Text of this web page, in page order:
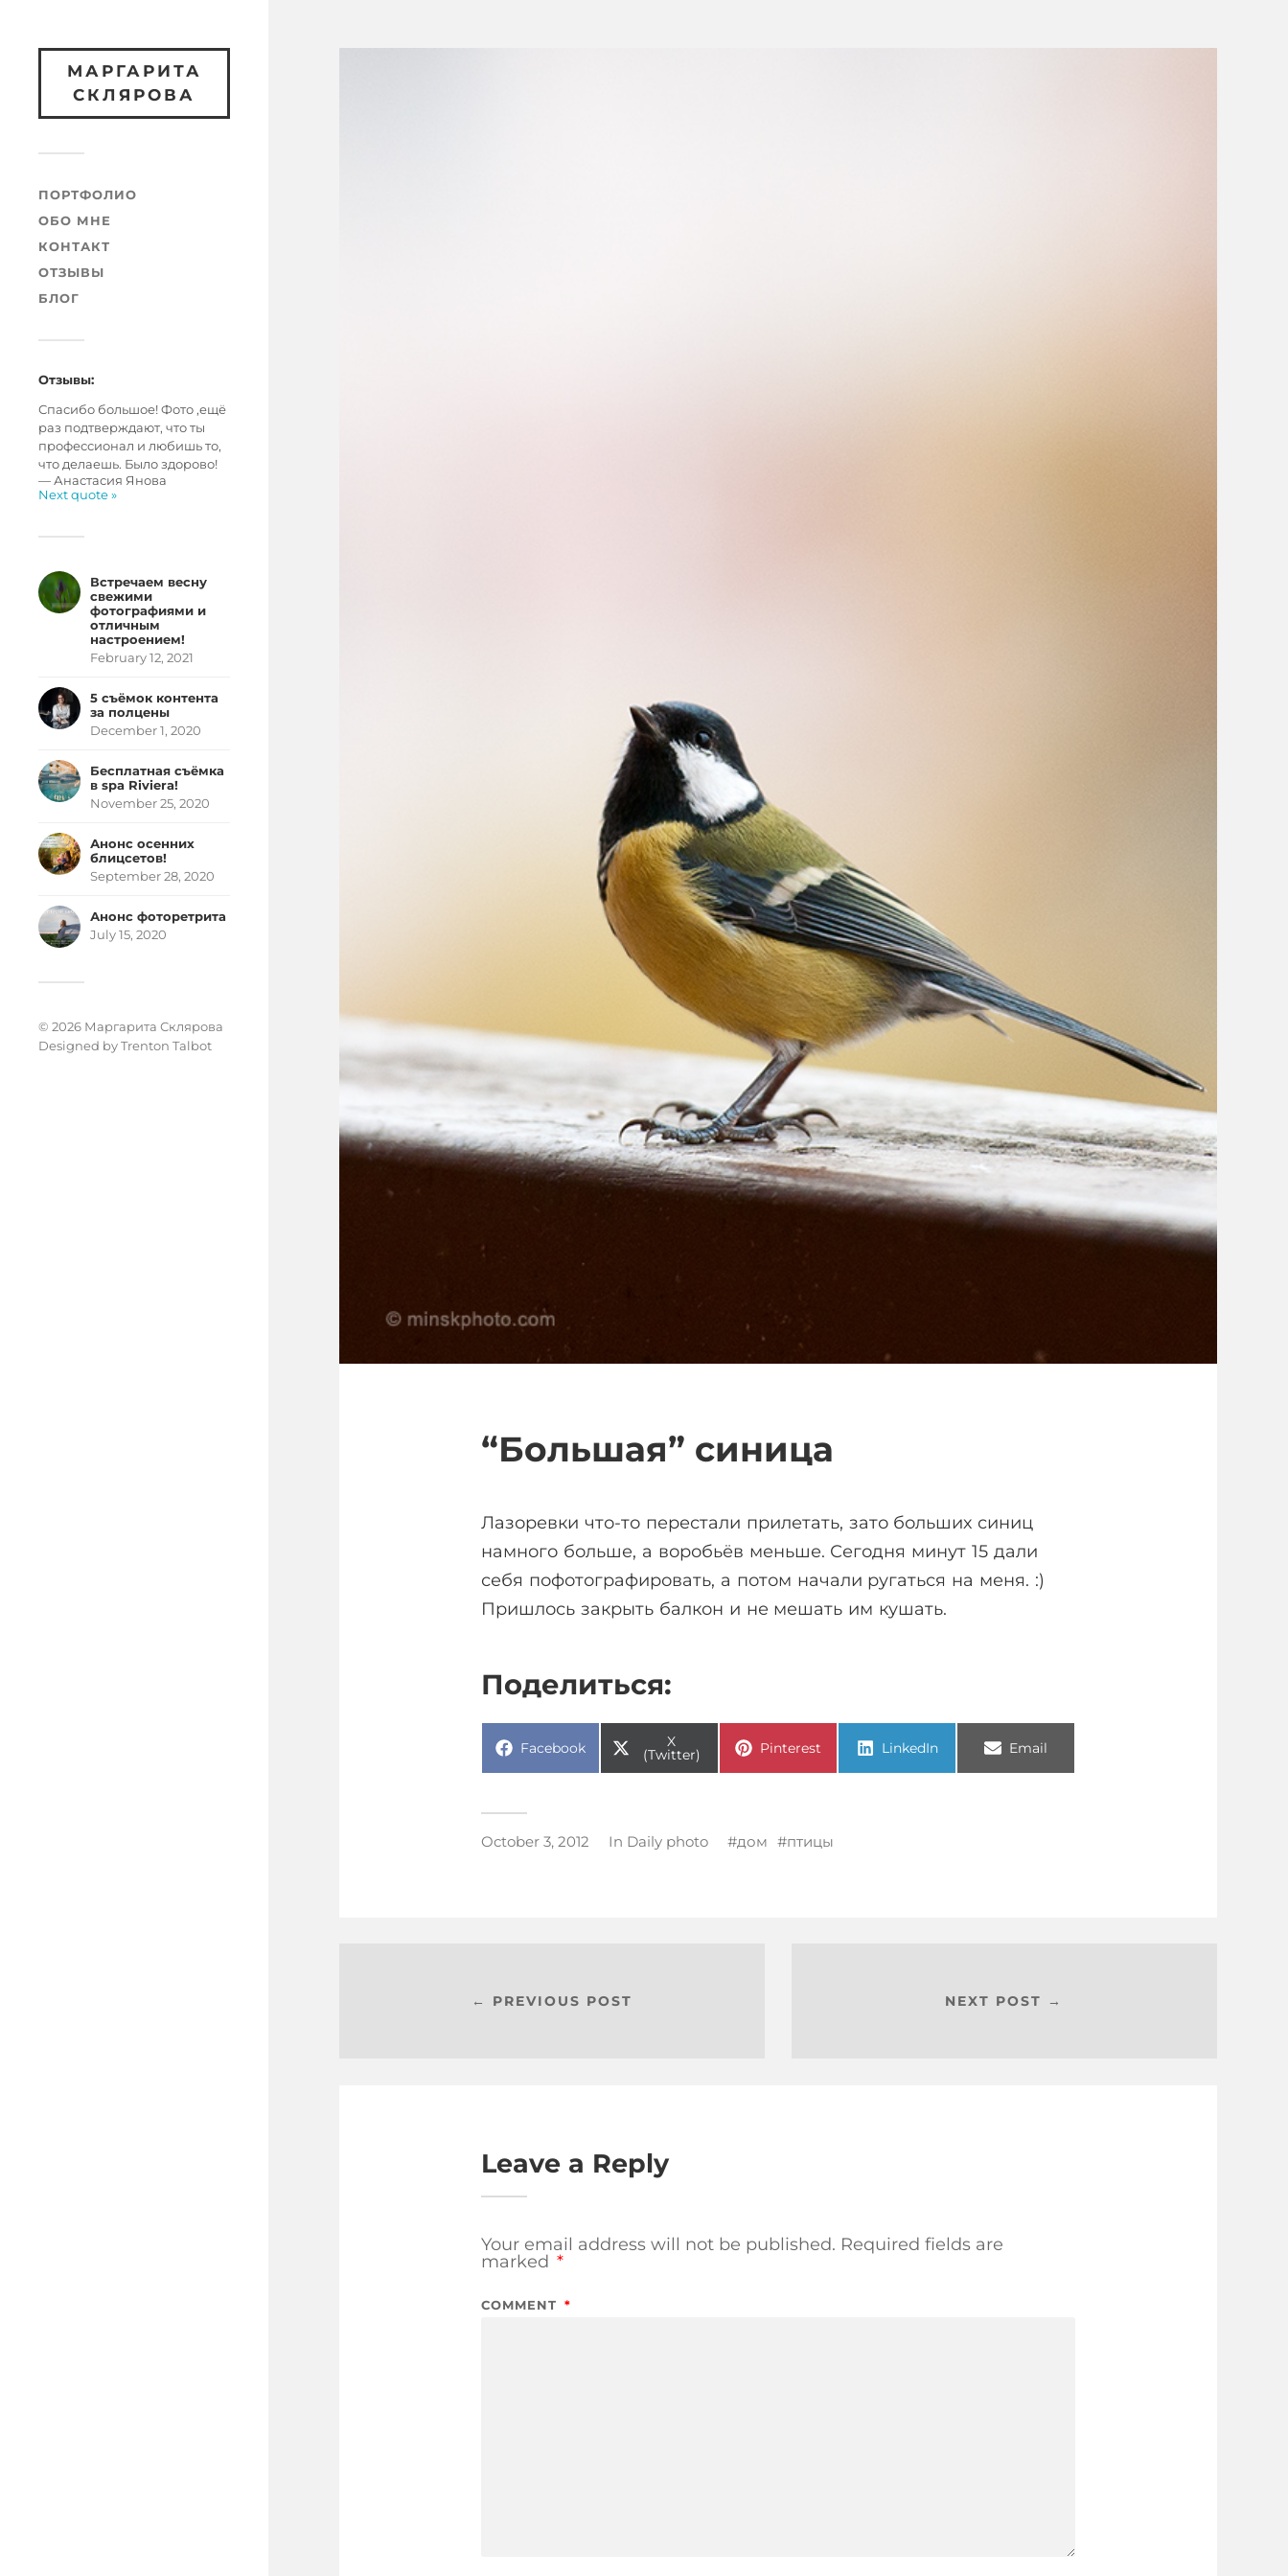
МАРГАРИТА
СКЛЯРОВА
ПОРТФОЛИО
ОБО МНЕ
КОНТАКТ
ОТЗЫВЫ
БЛОГ
Отзывы:
Спасибо большое! Фото ,ещё
раз подтверждают, что ты
профессионал и любишь то,
что делаешь. Было здорово!
— Анастасия Янова
Next quote »
Встречаем весну
свежими
фотографиями и
отличным
настроением!
February 12, 2021
5 съёмок контента
за полцены
December 1, 2020
Бесплатная съёмка
в spa Riviera!
November 25, 2020
Анонс осенних
блицсетов!
September 28, 2020
Анонс фоторетрита
July 15, 2020
© 2026 Маргарита Склярова
Designed byTrenton Talbot
“Большая” синица
Лазоревки что-то перестали прилетать, зато больших синиц
намного больше, а воробьёв меньше. Сегодня минут 15 дали
себя пофотографировать, а потом начали ругаться на меня. :)
Пришлось закрыть балкон и не мешать им кушать.
Поделиться:
Facebook X
(Twitter) Pinterest LinkedIn Email
October 3, 2012 In Daily photo дом птицы
← PREVIOUS POST NEXT POST →
Leave a Reply
Your email address will not be published. Required fields are
marked *
COMMENT *